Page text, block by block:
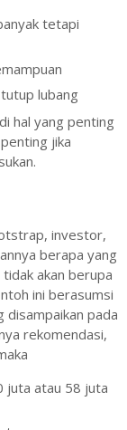
tetapi
lubang
hal yang penting
jika
investor,
berapa yang
akan berupa
ini berasumsi
disampaikan pada
rekomendasi,
juta atau 58 juta